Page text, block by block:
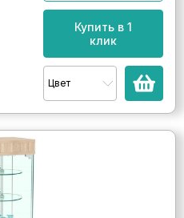
Купить в 1
клик
Цвет